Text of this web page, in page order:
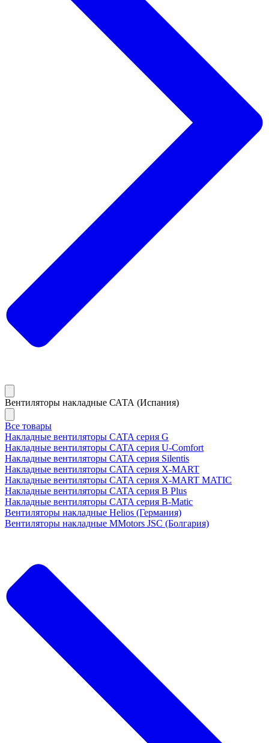
Вентиляторы накладные САТА (Испания)
Все товары
Накладные вентиляторы CATA серия G
Накладные вентиляторы CATA серия U-Comfort
Накладные вентиляторы CATA серия Silentis
Накладные вентиляторы CATA серия X-MART
Накладные вентиляторы CATA серия X-MART MATIC
Накладные вентиляторы CATA серия B Plus
Накладные вентиляторы CATA серия B-Matic
Вентиляторы накладные Helios (Германия)
Вентиляторы накладные MMotors JSC (Болгария)